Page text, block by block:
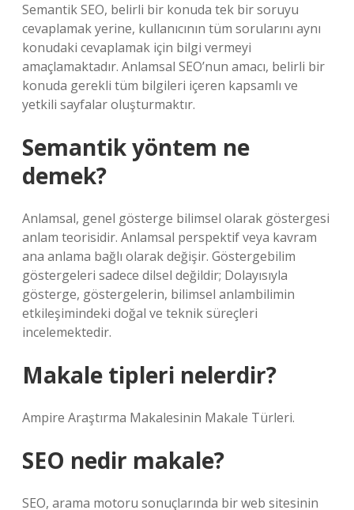
Semantik SEO, belirli bir konuda tek bir soruyu
cevaplamak yerine, kullanıcının tüm sorularını aynı
konudaki cevaplamak için bilgi vermeyi
amaçlamaktadır. Anlamsal SEO’nun amacı, belirli bir
konuda gerekli tüm bilgileri içeren kapsamlı ve
yetkili sayfalar oluşturmaktır.
Semantik yöntem ne
demek?
Anlamsal, genel gösterge bilimsel olarak göstergesi
anlam teorisidir. Anlamsal perspektif veya kavram
ana anlama bağlı olarak değişir. Göstergebilim
göstergeleri sadece dilsel değildir; Dolayısıyla
gösterge, göstergelerin, bilimsel anlambilimin
etkileşimindeki doğal ve teknik süreçleri
incelemektedir.
Makale tipleri nelerdir?
Ampire Araştırma Makalesinin Makale Türleri.
SEO nedir makale?
SEO, arama motoru sonuçlarında bir web sitesinin